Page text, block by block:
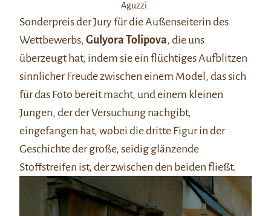
Aguzzi.
Sonderpreis der Jury für die Außenseiterin des
Wettbewerbs, Gulyora Tolipova, die uns
überzeugt hat, indem sie ein flüchtiges Aufblitzen
sinnlicher Freude zwischen einem Model, das sich
für das Foto bereit macht, und einem kleinen
Jungen, der der Versuchung nachgibt,
eingefangen hat, wobei die dritte Figur in der
Geschichte der große, seidig glänzende
Stoffstreifen ist, der zwischen den beiden fließt.